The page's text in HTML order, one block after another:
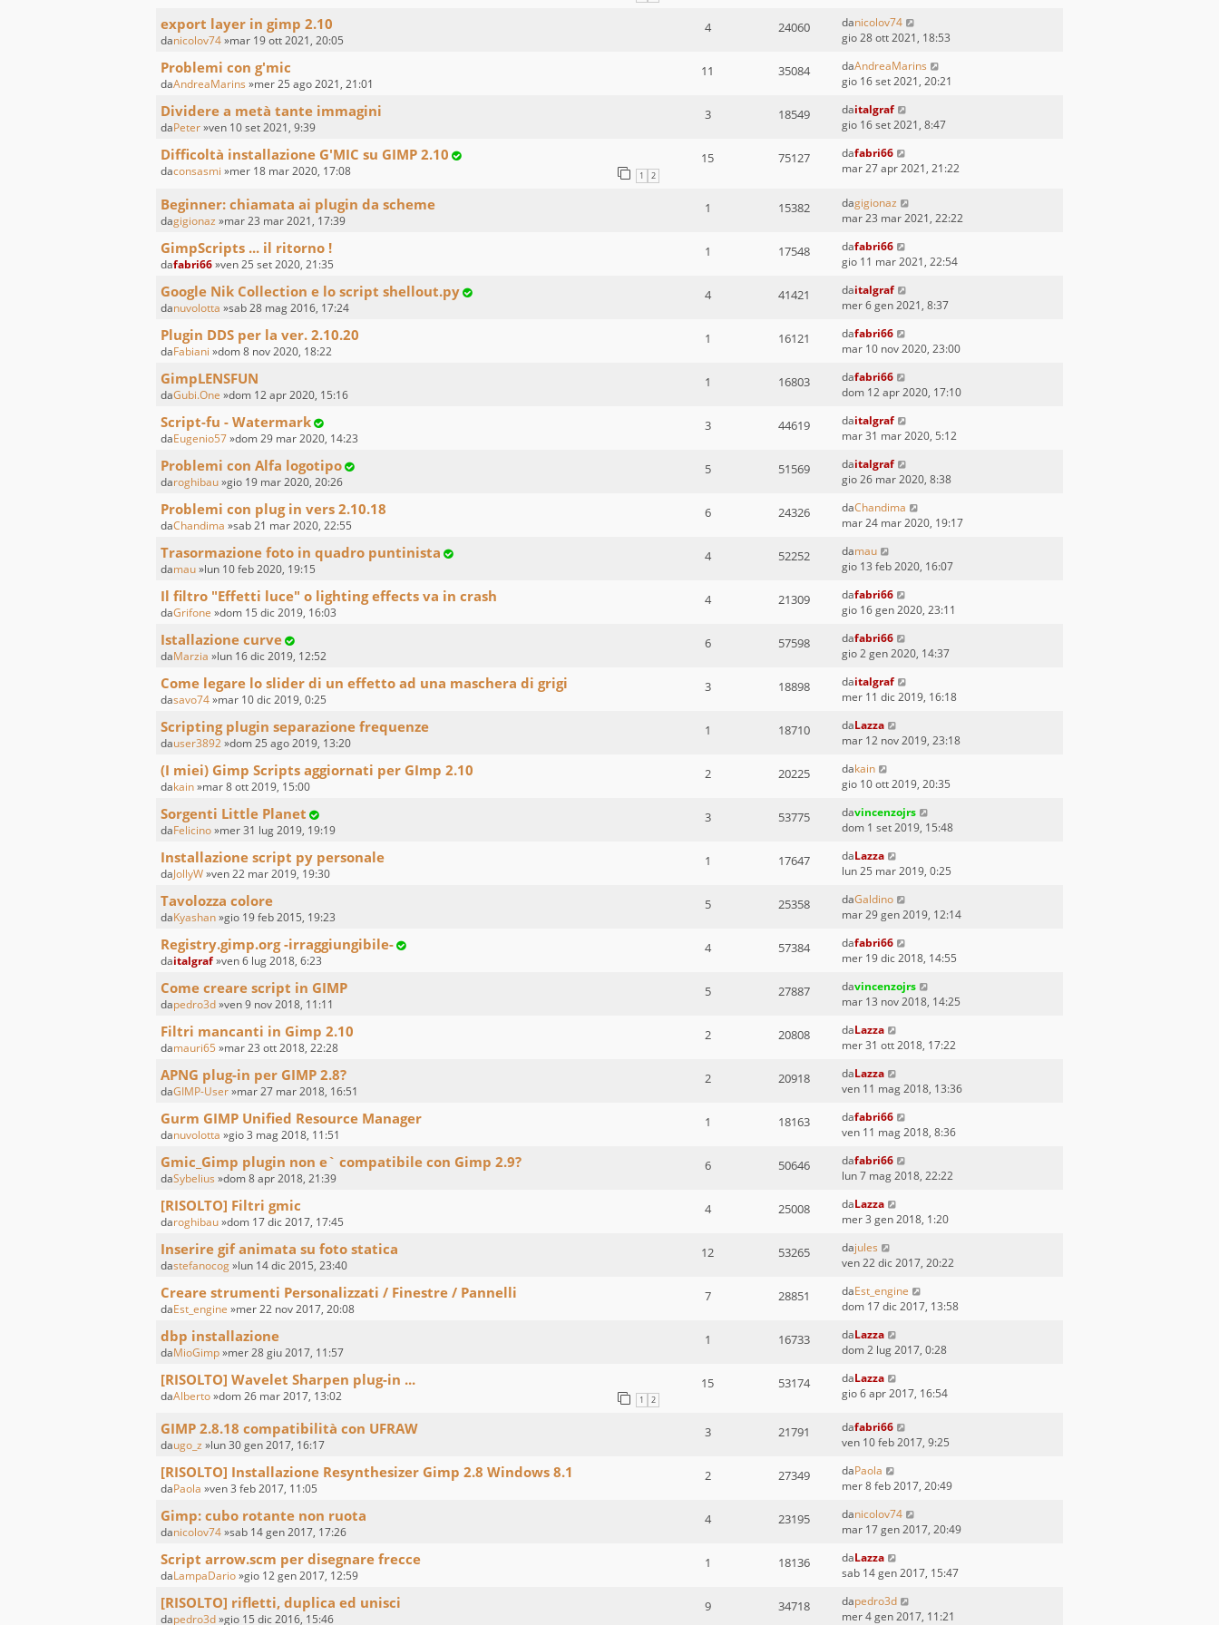
export layer in gimp 2.10
danicolov74»mar 19 ott 2021, 20:05
4 24060 danicolov74
gio 28 ott 2021, 18:53
Problemi con g'mic
daAndreaMarins »mer 25 ago 2021, 21:01
11 35084 daAndreaMarins
gio 16 set 2021, 20:21
Dividere a metà tante immagini
daPeter»ven 10 set 2021, 9:39
3 18549 daitalgraf
gio 16 set 2021, 8:47
Difficoltà installazione G'MIC su GIMP 2.10
daconsasmi »mer 18 mar 2020, 17:08 1 2
15 75127 dafabri66
mar 27 apr 2021, 21:22
Beginner: chiamata ai plugin da scheme
dagigionaz »mar 23 mar 2021, 17:39
1 15382 dagigionaz
mar 23 mar 2021, 22:22
GimpScripts ... il ritorno !
dafabri66»ven 25 set 2020, 21:35
1 17548 dafabri66
gio 11 mar 2021, 22:54
Google Nik Collection e lo script shellout.py
danuvolotta »sab 28 mag 2016, 17:24
4 41421 daitalgraf
mer 6 gen 2021, 8:37
Plugin DDS per la ver. 2.10.20
daFabiani »dom 8 nov 2020, 18:22
1 16121 dafabri66
mar 10 nov 2020, 23:00
GimpLENSFUN
daGubi.One »dom 12 apr 2020, 15:16
1 16803 dafabri66
dom 12 apr 2020, 17:10
Script-fu - Watermark
daEugenio57»dom 29 mar 2020, 14:23
3 44619 daitalgraf
mar 31 mar 2020, 5:12
Problemi con Alfa logotipo
daroghibau»gio 19 mar 2020, 20:26
5 51569 daitalgraf
gio 26 mar 2020, 8:38
Problemi con plug in vers 2.10.18
daChandima »sab 21 mar 2020, 22:55
6 24326 daChandima
mar 24 mar 2020, 19:17
Trasormazione foto in quadro puntinista
damau»lun 10 feb 2020, 19:15
4 52252 damau
gio 13 feb 2020, 16:07
Il filtro "Effetti luce" o lighting effects va in crash
daGrifone »dom 15 dic 2019, 16:03
4 21309 dafabri66
gio 16 gen 2020, 23:11
Istallazione curve
daMarzia »lun 16 dic 2019, 12:52
6 57598 dafabri66
gio 2 gen 2020, 14:37
Come legare lo slider di un effetto ad una maschera di grigi
dasavo74»mar 10 dic 2019, 0:25
3 18898 daitalgraf
mer 11 dic 2019, 16:18
Scripting plugin separazione frequenze
dauser3892»dom 25 ago 2019, 13:20
1 18710 daLazza
mar 12 nov 2019, 23:18
(I miei) Gimp Scripts aggiornati per GImp 2.10
dakain»mar 8 ott 2019, 15:00
2 20225 dakain
gio 10 ott 2019, 20:35
Sorgenti Little Planet
daFelicino»mer 31 lug 2019, 19:19
3 53775 davincenzojrs
dom 1 set 2019, 15:48
Installazione script py personale
daJollyW»ven 22 mar 2019, 19:30
1 17647 daLazza
lun 25 mar 2019, 0:25
Tavolozza colore
daKyashan»gio 19 feb 2015, 19:23
5 25358 daGaldino
mar 29 gen 2019, 12:14
Registry.gimp.org -irraggiungibile-
daitalgraf»ven 6 lug 2018, 6:23
4 57384 dafabri66
mer 19 dic 2018, 14:55
Come creare script in GIMP
dapedro3d»ven 9 nov 2018, 11:11
5 27887 davincenzojrs
mar 13 nov 2018, 14:25
Filtri mancanti in Gimp 2.10
damauri65 »mar 23 ott 2018, 22:28
2 20808 daLazza
mer 31 ott 2018, 17:22
APNG plug-in per GIMP 2.8?
daGIMP-User»mar 27 mar 2018, 16:51
2 20918 daLazza
ven 11 mag 2018, 13:36
Gurm GIMP Unified Resource Manager
danuvolotta »gio 3 mag 2018, 11:51
1 18163 dafabri66
ven 11 mag 2018, 8:36
Gmic_Gimp plugin non e` compatibile con Gimp 2.9?
daSybelius »dom 8 apr 2018, 21:39
6 50646 dafabri66
lun 7 mag 2018, 22:22
[RISOLTO] Filtri gmic
daroghibau»dom 17 dic 2017, 17:45
4 25008 daLazza
mer 3 gen 2018, 1:20
Inserire gif animata su foto statica
dastefanocog»lun 14 dic 2015, 23:40
12 53265 dajules
ven 22 dic 2017, 20:22
Creare strumenti Personalizzati / Finestre / Pannelli
daEst_engine »mer 22 nov 2017, 20:08
7 28851 daEst_engine
dom 17 dic 2017, 13:58
dbp installazione
daMioGimp»mer 28 giu 2017, 11:57
1 16733 daLazza
dom 2 lug 2017, 0:28
[RISOLTO] Wavelet Sharpen plug-in ...
daAlberto»dom 26 mar 2017, 13:02 1 2
15 53174 daLazza
gio 6 apr 2017, 16:54
GIMP 2.8.18 compatibilità con UFRAW
daugo_z »lun 30 gen 2017, 16:17
3 21791 dafabri66
ven 10 feb 2017, 9:25
[RISOLTO] Installazione Resynthesizer Gimp 2.8 Windows 8.1
daPaola »ven 3 feb 2017, 11:05
2 27349 daPaola
mer 8 feb 2017, 20:49
Gimp: cubo rotante non ruota
danicolov74»sab 14 gen 2017, 17:26
4 23195 danicolov74
mar 17 gen 2017, 20:49
Script arrow.scm per disegnare frecce
daLampaDario»gio 12 gen 2017, 12:59
1 18136 daLazza
sab 14 gen 2017, 15:47
[RISOLTO] rifletti, duplica ed unisci
dapedro3d»gio 15 dic 2016, 15:46
9 34718 dapedro3d
mer 4 gen 2017, 11:21